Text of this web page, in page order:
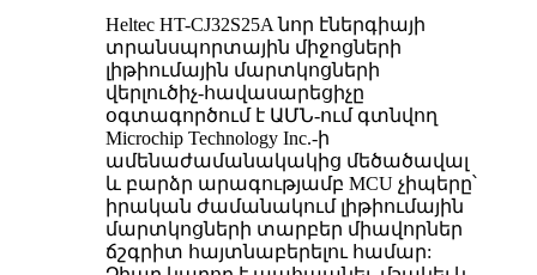
Heltec HT-CJ32S25A նոր էներգիայի
տրանսպորտային միջոցների
լիթիումային մարտկոցների
վերլուծիչ-հավասարեցիչը
օգտագործում է ԱՄՆ-ում գտնվող
Microchip Technology Inc.-ի
ամենաժամանակակից մեծածավալ
և բարձր արագությամբ MCU չիպերը՝
իրական ժամանակում լիթիումային
մարտկոցների տարբեր միավորներ
ճշգրիտ հայտնաբերելու համար: